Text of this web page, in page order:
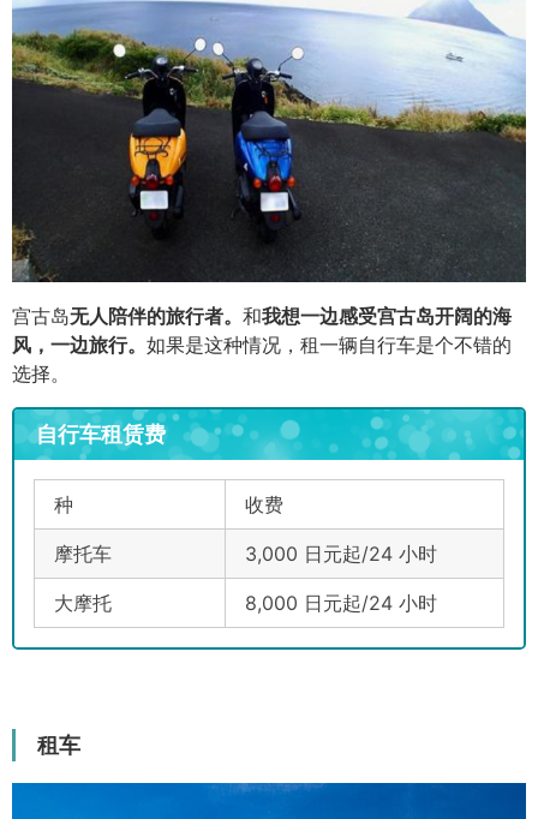
宫古岛无人陪伴的旅行者。 和我想一边感受宫古岛开阔的海
风，一边旅行。 如果是这种情况，租一辆自行车是个不错的
选择。
自行车租赁费
种 收费
摩托车 3,000 日元起/24 小时
大摩托 8,000 日元起/24 小时
租车